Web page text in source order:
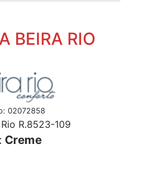
BEIRA RIO
02072858
R.8523-109
Creme